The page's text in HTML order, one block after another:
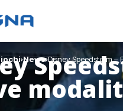
News Disney Speedstorm –